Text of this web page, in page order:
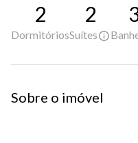
2
Dormitórios
2
Suítes
Sobre o imóvel